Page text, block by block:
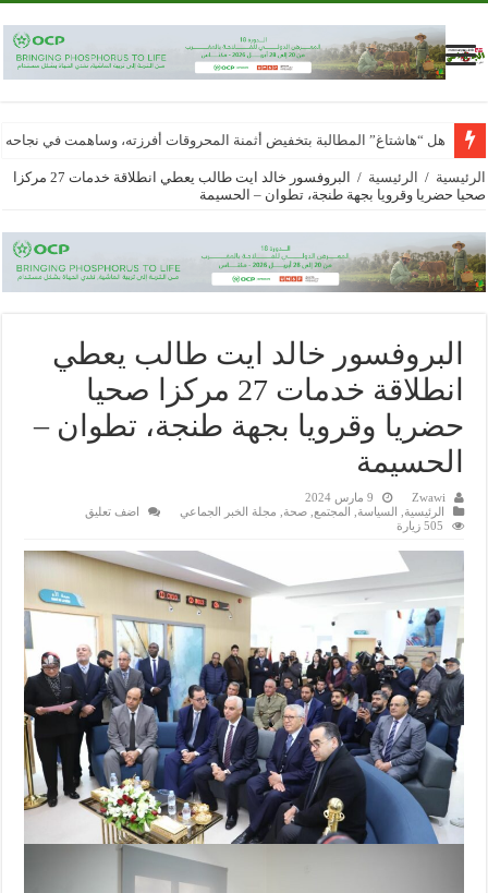
هل “هاشتاغ” المطالبة بتخفيض أثمنة المحروقات أفرزته، وساهمت في
الرئيسية / الرئيسية /
البروفسور خالد ايت طالب يعطي انطلاقة خدمات 27 مركزا
صحيا حضريا وقرويا بجهة طنجة، تطوان – الحسيمة
البروفسور خالد ايت طالب يعطي
انطلاقة خدمات 27 مركزا صحيا
حضريا وقرويا بجهة طنجة، تطوان –
الحسيمة
Zwawi
9 مارس 2024
الرئيسية
السياسة المجتمع ,صحة مجلة الخبر الجماعي
اضف تعليق
505 زيارة